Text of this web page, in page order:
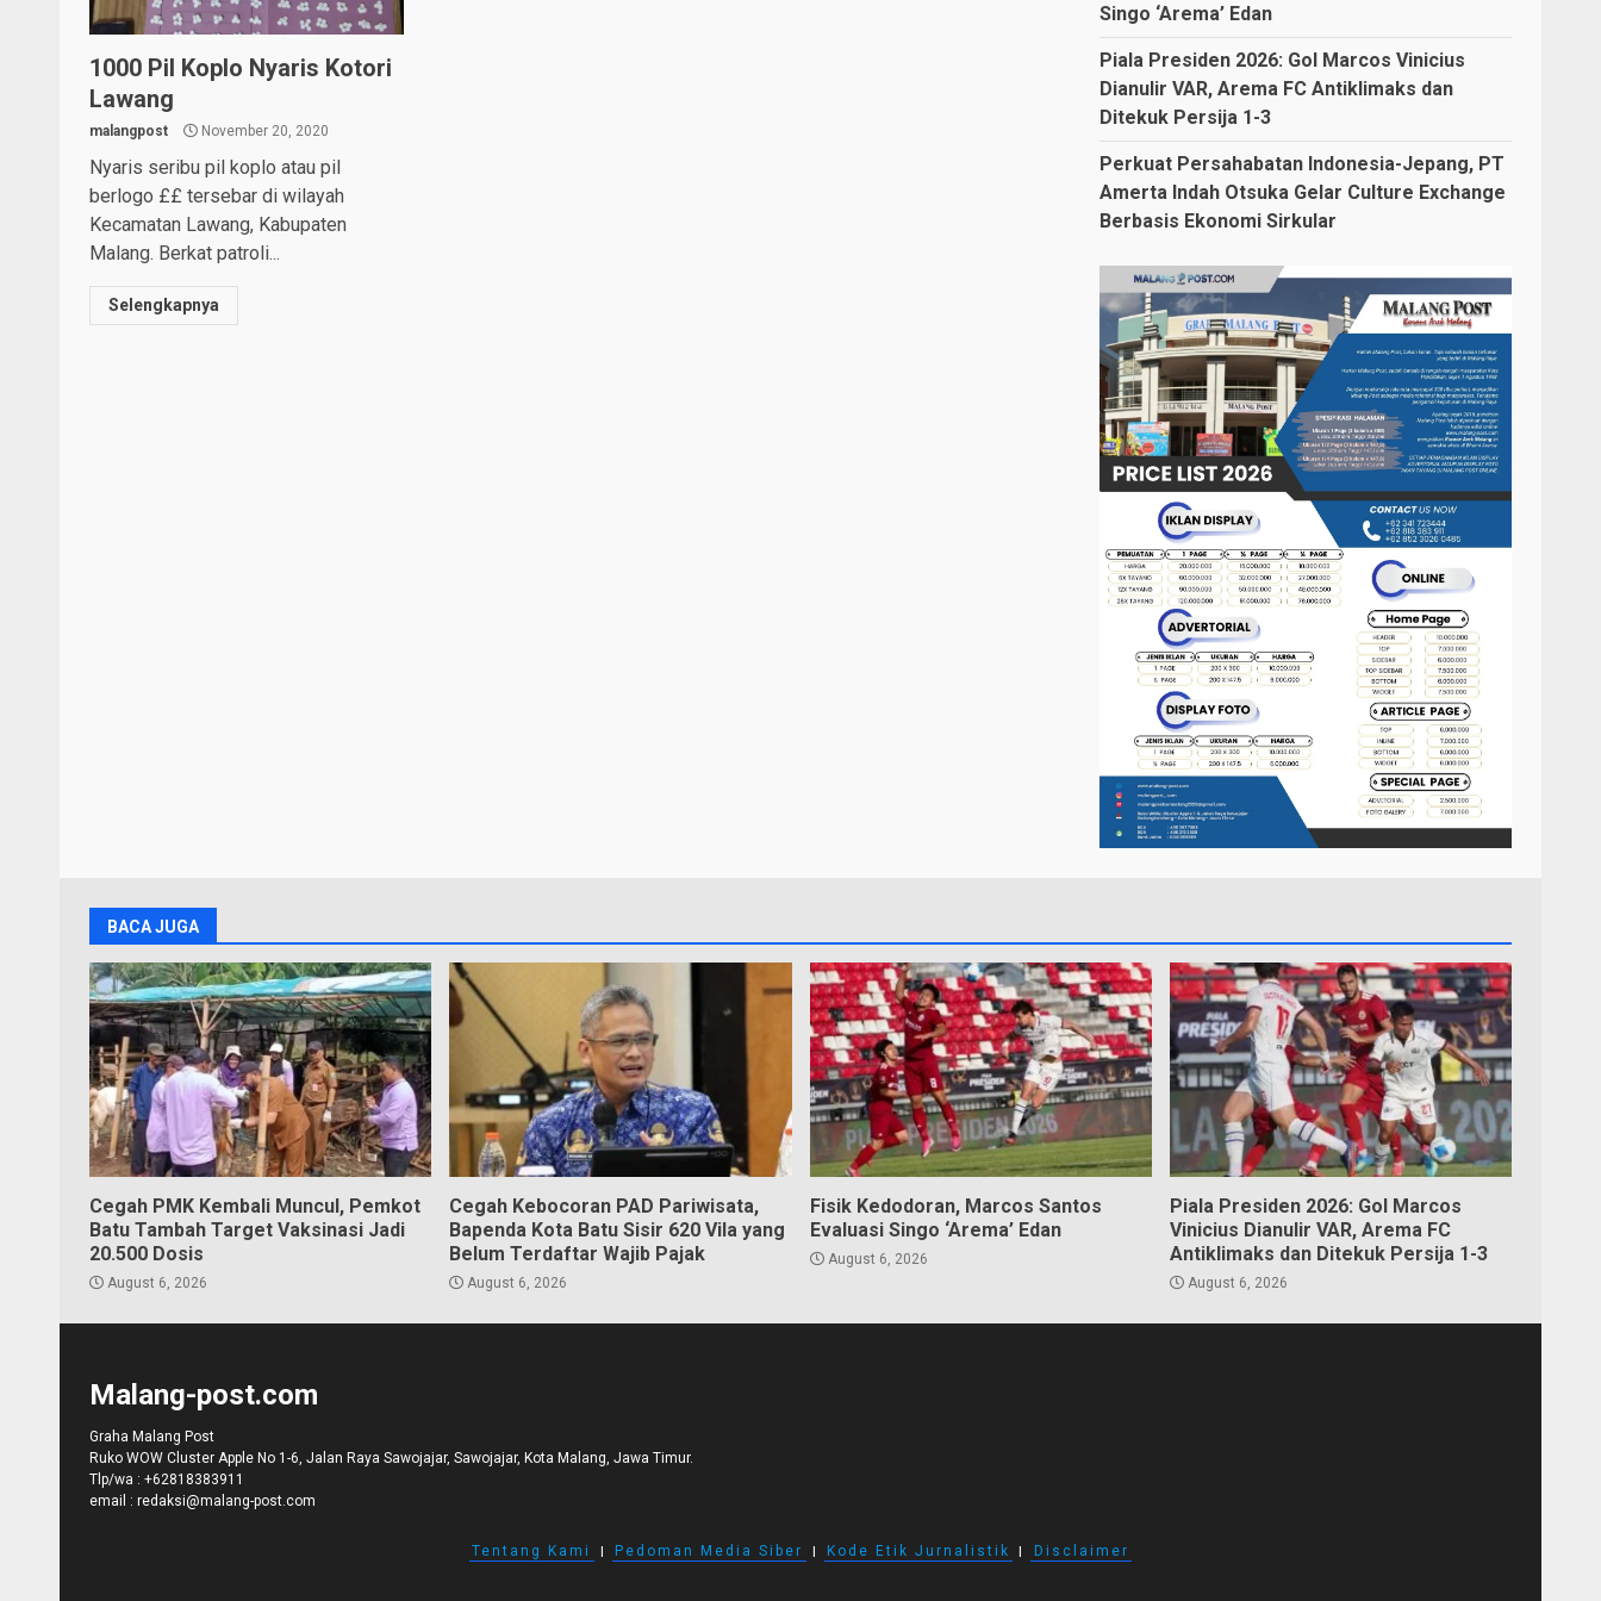
1000 Pil Koplo Nyaris Kotori
Lawang
malangpost November 20, 2020
Nyaris seribu pil koplo atau pil
berlogo ££ tersebar di wilayah
Kecamatan Lawang, Kabupaten
Malang. Berkat patroli...
Selengkapnya
Singo ‘Arema’ Edan
Piala Presiden 2026: Gol Marcos Vinicius
Dianulir VAR, Arema FC Antiklimaks dan
Ditekuk Persija 1-3
Perkuat Persahabatan Indonesia-Jepang, PT
Amerta Indah Otsuka Gelar Culture Exchange
Berbasis Ekonomi Sirkular
BACA JUGA
Cegah PMK Kembali Muncul, Pemkot
Batu Tambah Target Vaksinasi Jadi
20.500 Dosis
August 6, 2026
Cegah Kebocoran PAD Pariwisata,
Bapenda Kota Batu Sisir 620 Vila yang
Belum Terdaftar Wajib Pajak
August 6, 2026
Fisik Kedodoran, Marcos Santos
Evaluasi Singo ‘Arema’ Edan
August 6, 2026
Piala Presiden 2026: Gol Marcos
Vinicius Dianulir VAR, Arema FC
Antiklimaks dan Ditekuk Persija 1-3
August 6, 2026
Malang-post.com
Graha Malang Post
Ruko WOW Cluster Apple No 1-6, Jalan Raya Sawojajar, Sawojajar, Kota Malang, Jawa Timur.
Tlp/wa : +62818383911
email : redaksi@malang-post.com
Tentang Kami I Pedoman Media Siber I Kode Etik Jurnalistik I Disclaimer